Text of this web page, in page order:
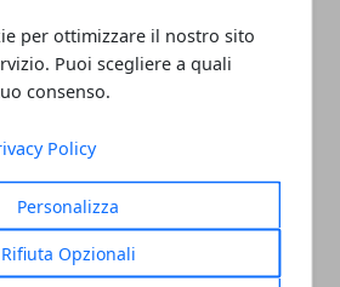
per ottimizzare il nostro sito
Puoi scegliere a quali
consenso.
Policy
Personalizza
Rifiuta Opzionali
è
di
La Pupa e il secchione chi è
uscito ieri sera 26 aprile
2022